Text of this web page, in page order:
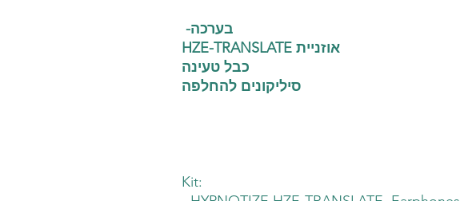
בערכה-
אוזניית HZE-TRANSLATE
כבל טעינה
סיליקונים להחלפה
Kit: